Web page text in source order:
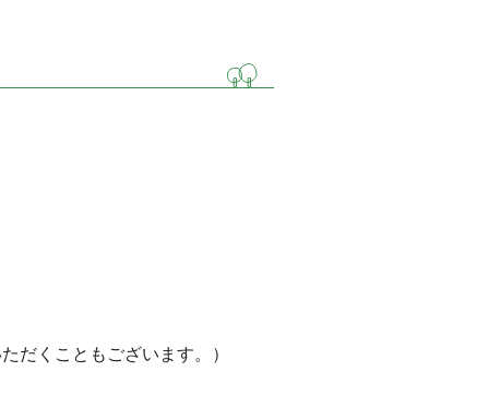
こともございます。）